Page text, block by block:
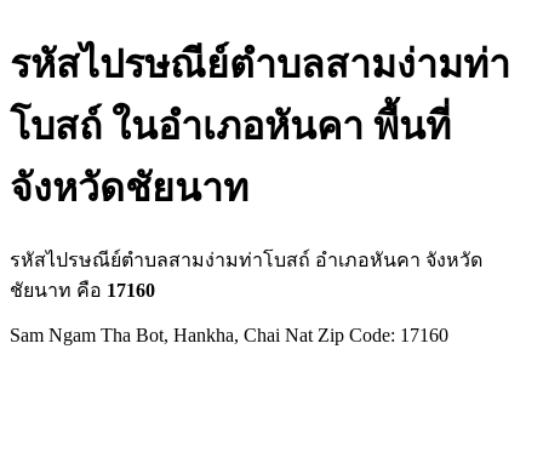
รหัสไปรษณีย์ตำบลสามง่ามท่า
โบสถ์ ในอำเภอหันคา พื้นที่
จังหวัดชัยนาท
รหัสไปรษณีย์ตำบลสามง่ามท่าโบสถ์ อำเภอหันคา จังหวัด
ชัยนาท คือ 17160
Sam Ngam Tha Bot, Hankha, Chai Nat Zip Code: 17160